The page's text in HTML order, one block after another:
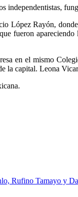
independentistas,
López Rayón,
fueron
en el mismo
la capital. Leona